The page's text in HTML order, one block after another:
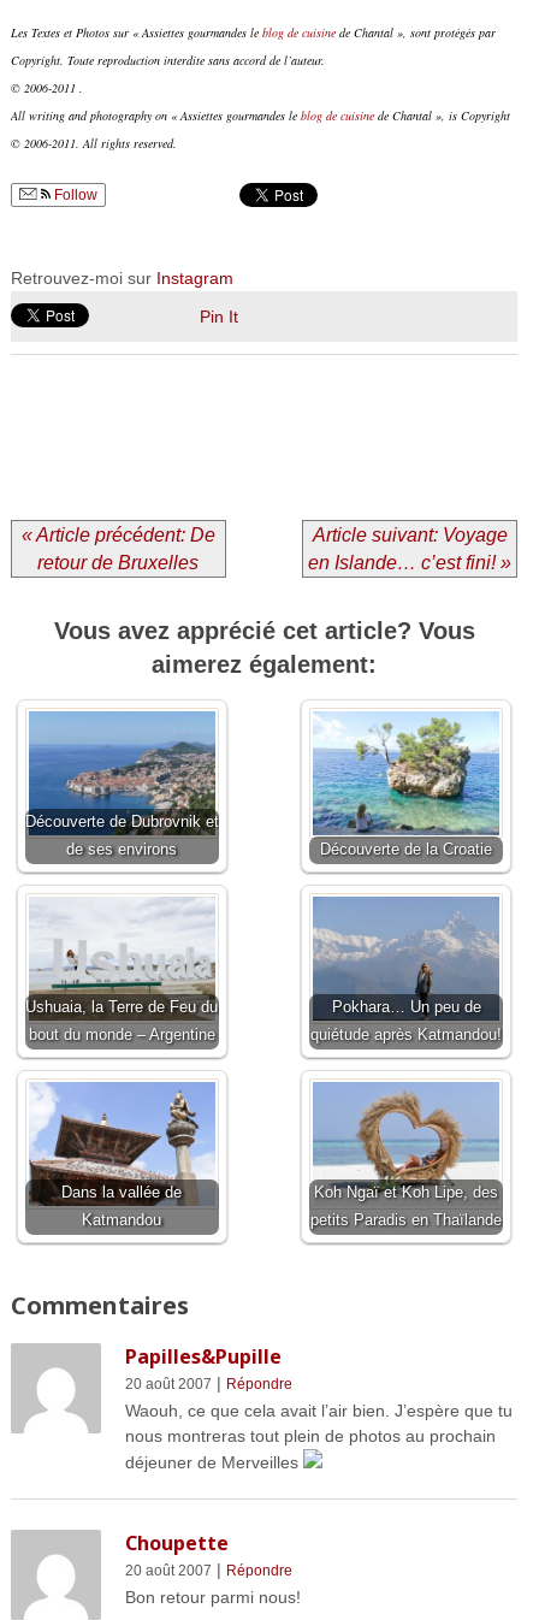
Les Textes et Photos sur « Assiettes gourmandes le blog de cuisinede Chantal », sont protégés par
Copyright. Toute reproduction interdite sans accord de l’auteur.
© 2006-2011 .
All writing and photography on « Assiettes gourmandes le blog de cuisinede Chantal », is Copyright
© 2006-2011. All rights reserved.
Follow
Retrouvez-moi sur Instagram
Pin It
« Article précédent: De
retour de Bruxelles
Article suivant: Voyage
en Islande… c’est fini! »
Vous avez apprécié cet article? Vous
aimerez également:
Découverte de Dubrovnik et
de ses environs
Découverte de la Croatie
Ushuaia, la Terre de Feu du
bout du monde – Argentine
Pokhara… Un peu de
quiétude après Katmandou!
Dans la vallée de
Katmandou
Koh Ngaï et Koh Lipe, des
petits Paradis en Thaïlande
Commentaires
Papilles&Pupille
20 août 2007 | Répondre
Waouh, ce que cela avait l’air bien. J’espère que tu
nous montreras tout plein de photos au prochain
déjeuner de Merveilles
Choupette
20 août 2007 | Répondre
Bon retour parmi nous!